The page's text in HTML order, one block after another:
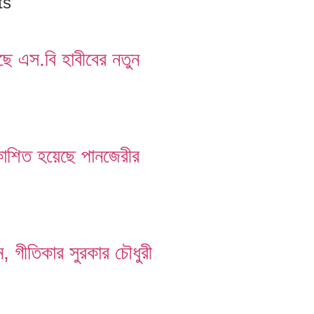
এস.বি হাবীবের নতুন
হয়েছে পানজেরীর
সুরকার চৌধুরী